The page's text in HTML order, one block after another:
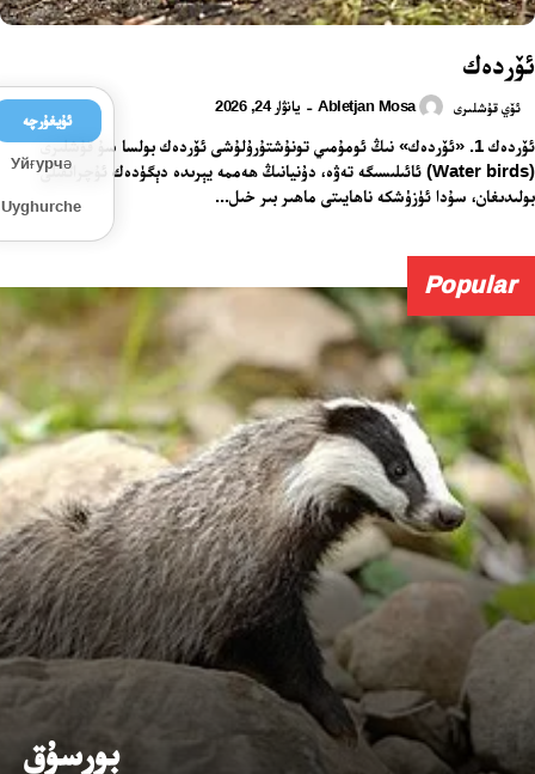
ئۆردەك
ئۆي قۇشلىرى Abletjan Mosa
- يانۋار 24, 2026
ئۆردەك 1. «ئۆردەك» نىڭ ئومۇمىي تونۇشتۇرۇلۇشى ئۆردەك بولسا سۇ قۇشلىرى
(Water birds) ئائىلىسىگە تەۋە، دۇنيانىڭ ھەممە يېرىدە دېگۈدەك ئۇچراتقىلى
بولىدىغان، سۇدا ئۈزۈشكە ناھايىتى ماھىر بىر خىل...
Popular
بورسۇق
ئۇيغۇرچە
Уйғурчә
Uyghurche